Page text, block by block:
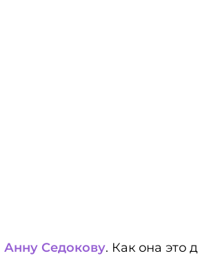
Анну Седокову. Как она это